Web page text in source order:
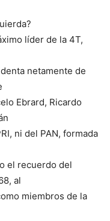
líder de la 4T,
netamente de
Ebrard, Ricardo
ni del PAN, formada
el recuerdo del
al
miembros de la